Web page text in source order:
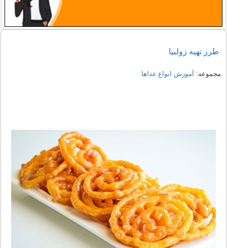
طرز تهیه زولبیا
مجموعه: آموزش انواع غذاها